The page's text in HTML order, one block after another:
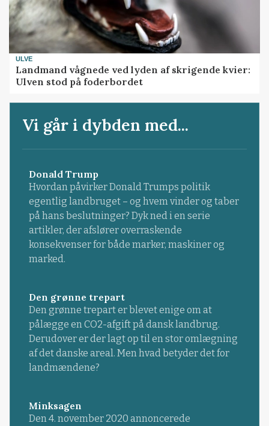
ULVE
Landmand vågnede ved lyden af skrigende kvier:
Ulven stod på foderbordet
Vi går i dybden med...
Donald Trump
Hvordan påvirker Donald Trumps politik
egentlig landbruget – og hvem vinder og taber
på hans beslutninger? Dyk ned i en serie
artikler, der afslører overraskende
konsekvenser for både marker, maskiner og
marked.
Den grønne trepart
Den grønne trepart er blevet enige om at
pålægge en CO2-afgift på dansk landbrug.
Derudover er der lagt op til en stor omlægning
af det danske areal. Men hvad betyder det for
landmændene?
Minksagen
Den 4. november 2020 annoncerede